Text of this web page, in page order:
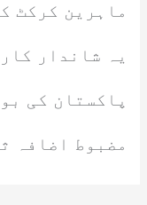
ماہرین کرکٹ
یہ شاندار
پاکستان کی
مضبوط اضافہ